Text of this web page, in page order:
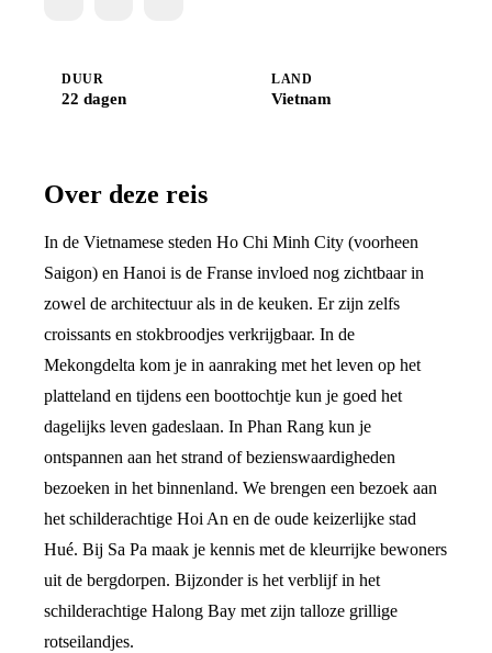
DUUR
22 dagen
LAND
Vietnam
Over deze reis
In de Vietnamese steden Ho Chi Minh City (voorheen
Saigon) en Hanoi is de Franse invloed nog zichtbaar in
zowel de architectuur als in de keuken. Er zijn zelfs
croissants en stokbroodjes verkrijgbaar. In de
Mekongdelta kom je in aanraking met het leven op het
platteland en tijdens een boottochtje kun je goed het
dagelijks leven gadeslaan. In Phan Rang kun je
ontspannen aan het strand of bezienswaardigheden
bezoeken in het binnenland. We brengen een bezoek aan
het schilderachtige Hoi An en de oude keizerlijke stad
Hué. Bij Sa Pa maak je kennis met de kleurrijke bewoners
uit de bergdorpen. Bijzonder is het verblijf in het
schilderachtige Halong Bay met zijn talloze grillige
rotseilandjes.